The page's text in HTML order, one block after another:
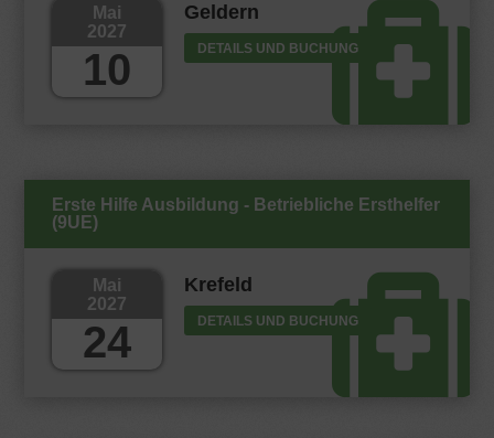
Mai
2027
10
Geldern
DETAILS UND BUCHUNG
Erste Hilfe Ausbildung - Betriebliche Ersthelfer
(9UE)
Mai
2027
24
Krefeld
DETAILS UND BUCHUNG